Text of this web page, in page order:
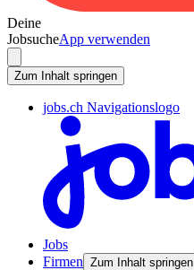
Deine
JobsucheApp verwenden
Zum Inhalt springen
jobs.ch Navigationslogo
Jobs
Firmen Zum Inhalt springen